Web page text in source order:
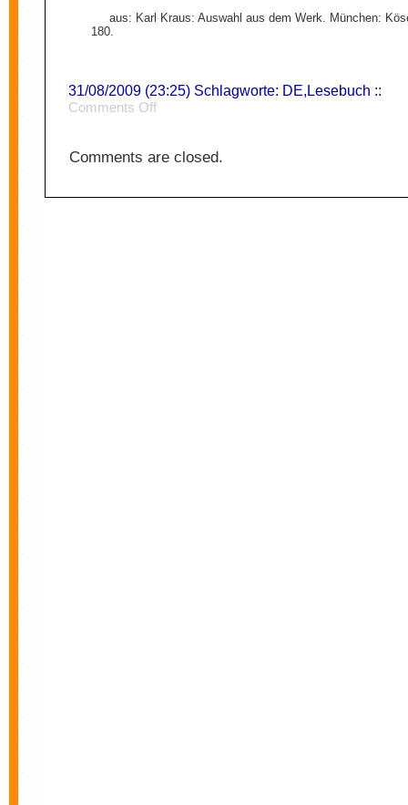
aus: Karl Kraus: Auswahl aus dem Werk. München:
180.
31/08/2009 (23:25) Schlagworte: DE,Lesebuch ::
Comments Offon
Comments are closed.